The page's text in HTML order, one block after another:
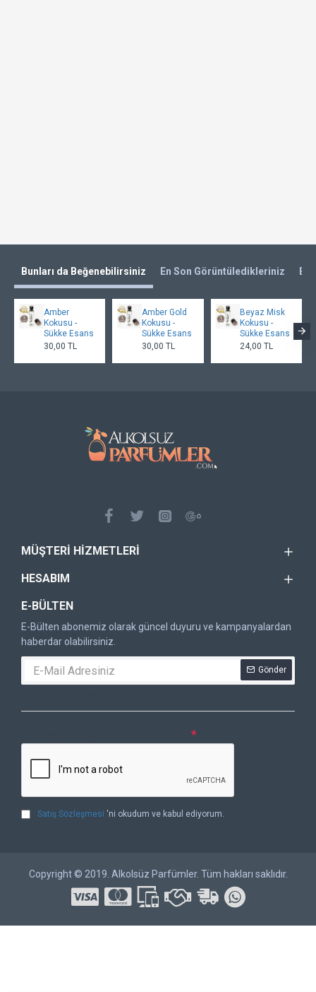
Bunları da Beğenebilirsiniz En Son Görüntüledikleriniz En
Amber
Kokusu -
Sükke Esans
30,00 TL
Amber Gold
Kokusu -
Sükke Esans
30,00 TL
Beyaz Misk
Kokusu -
Sükke Esans
24,00 TL
MÜŞTERI HIZMETLERI
HESABIM
E-BÜLTEN
E-Bülten abonemiz olarak güncel duyuru ve kampanyalardan
haberdar olabilirsiniz.
Gönder
Satış Sözleşmesi 'ni okudum ve kabul ediyorum.
Copyright © 2019. Alkolsüz Parfümler. Tüm hakları saklıdır.